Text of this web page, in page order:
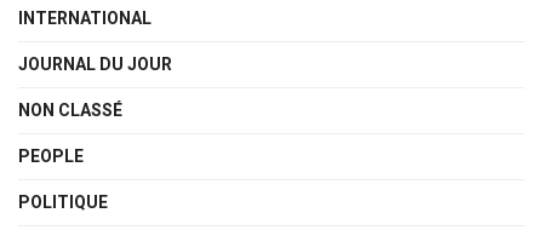
INTERNATIONAL
JOURNAL DU JOUR
NON CLASSÉ
PEOPLE
POLITIQUE